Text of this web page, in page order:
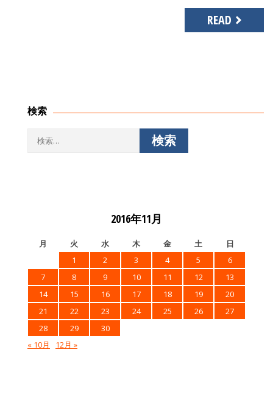
READ
検索
2016年11月
月 火 水 木 金 土
日
1
2 3 4 5
6
7
8 9 10 11 12
13
14
15 16 17 18 19
20
21
22 23 24 25 26
27
28
29
30
« 10月
12月 »